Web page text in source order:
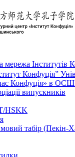
мережа Інститутів
Конфуція”
Конфуція» в
випускників
HSKK
табір